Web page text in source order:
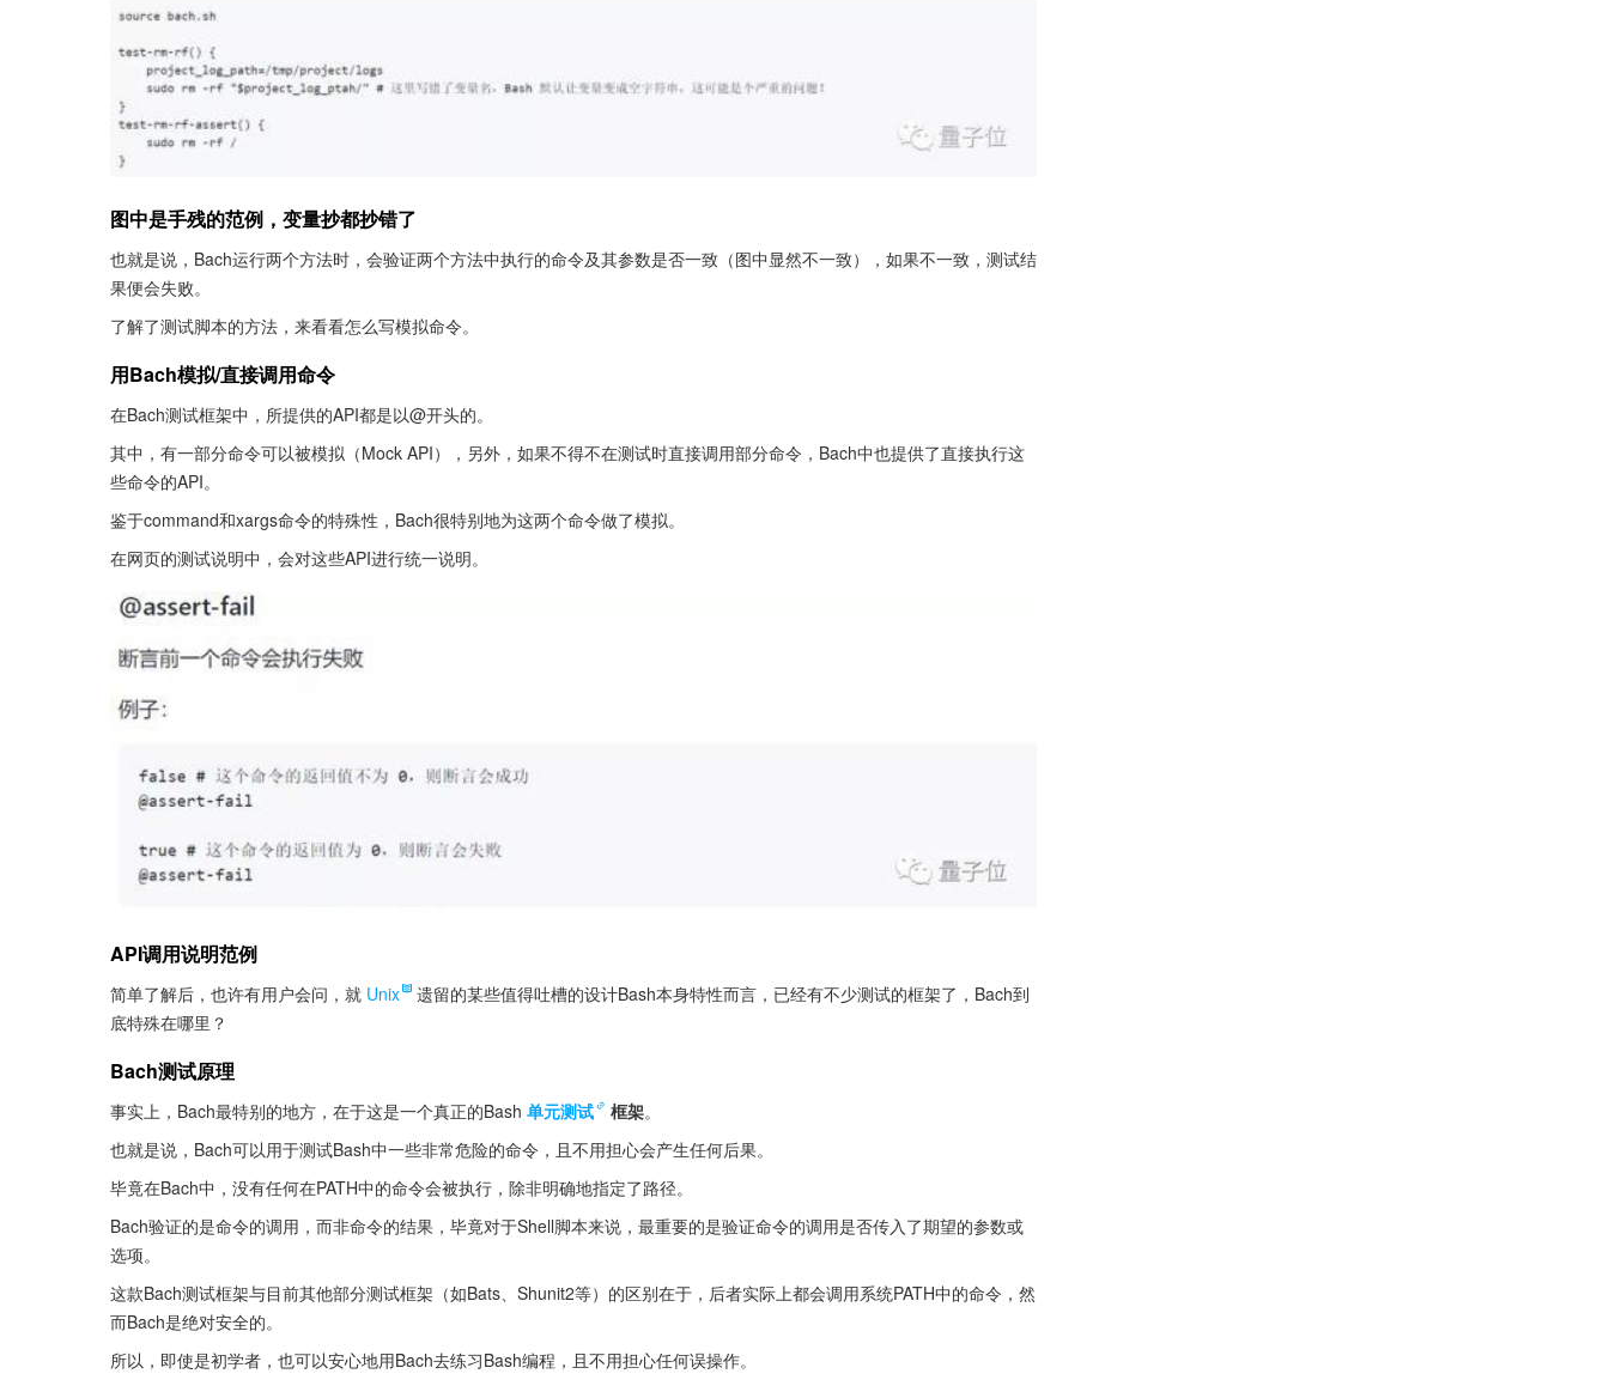
图中是手残的范例，变量抄都抄错了
也就是说，Bach运行两个方法时，会验证两个方法中执行的命令及其参数是否一致（图中显然不一致），如果不一致，测试结
果便会失败。
了解了测试脚本的方法，来看看怎么写模拟命令。
用Bach模拟/直接调用命令
在Bach测试框架中，所提供的API都是以@开头的。
其中，有一部分命令可以被模拟（Mock API），另外，如果不得不在测试时直接调用部分命令，Bach中也提供了直接执行这
些命令的API。
鉴于command和xargs命令的特殊性，Bach很特别地为这两个命令做了模拟。
在网页的测试说明中，会对这些API进行统一说明。
API调用说明范例
简单了解后，也许有用户会问，就 Unix
遗留的某些值得吐槽的设计Bash本身特性而言，已经有不少测试的框架了，Bach到
底特殊在哪里？
Bach测试原理
事实上，Bach最特别的地方，在于这是一个真正的Bash 单元测试 框架。
也就是说，Bach可以用于测试Bash中一些非常危险的命令，且不用担心会产生任何后果。
毕竟在Bach中，没有任何在PATH中的命令会被执行，除非明确地指定了路径。
Bach验证的是命令的调用，而非命令的结果，毕竟对于Shell脚本来说，最重要的是验证命令的调用是否传入了期望的参数或
选项。
这款Bach测试框架与目前其他部分测试框架（如Bats、Shunit2等）的区别在于，后者实际上都会调用系统PATH中的命令，然
而Bach是绝对安全的。
所以，即使是初学者，也可以安心地用Bach去练习Bash编程，且不用担心任何误操作。